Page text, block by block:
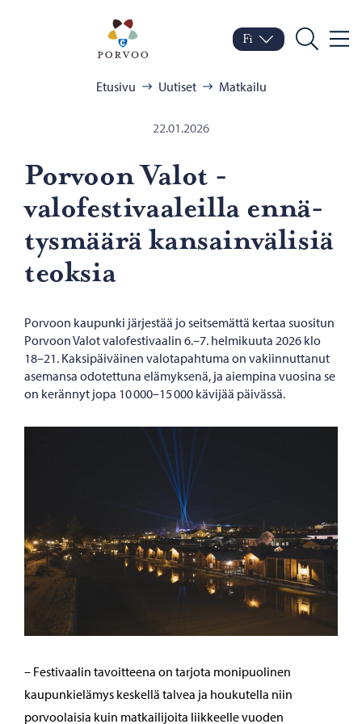
Porvoo – Siirry
Vaihda kieltä
Nykyinen kieli: Suomi
Fi
Hae
Etusivu Uutiset Matkailu
22.01.2026
Por­voon Valot -​
valofestivaaleilla en­nä­
tys­mää­rä kan­sain­vä­li­siä
teok­sia
Porvoon kaupunki järjestää jo seitsemättä kertaa suositun
Porvoon Valot valofestivaalin 6.–7. helmikuuta 2026 klo
18–21. Kaksipäiväinen valotapahtuma on vakiinnuttanut
asemansa odotettuna elämyksenä, ja aiempina vuosina se
on kerännyt jopa 10 000–15 000 kävijää päivässä.
– Festivaalin tavoitteena on tarjota monipuolinen
kaupunkielämys keskellä talvea ja houkutella niin
porvoolaisia kuin matkailijoita liikkeelle vuoden